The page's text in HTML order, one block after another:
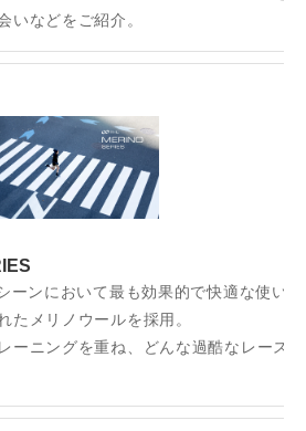
いなどをご紹介。
ーンにおいて最も効果的で快適な使い
たメリノウールを採用。
ーニングを重ね、どんな過酷なレース